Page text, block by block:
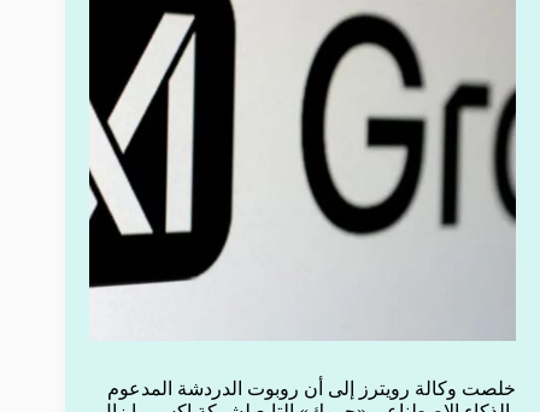
خلصت وكالة رويترز إلى أن روبوت الدردشة المدعوم